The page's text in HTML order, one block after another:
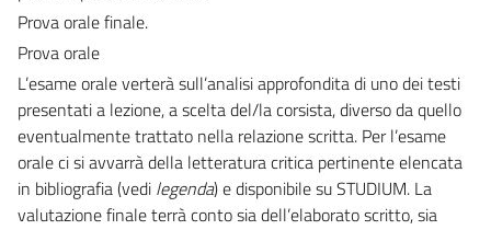
Prova orale finale.
Prova orale
L’esame orale verterà sull’analisi approfondita di uno dei testi
presentati a lezione, a scelta del/la corsista, diverso da quello
eventualmente trattato nella relazione scritta. Per l’esame
orale ci si avvarrà della letteratura critica pertinente elencata
in bibliografia (vedi legenda) e disponibile su STUDIUM. La
valutazione finale terrà conto sia dell’elaborato scritto, sia